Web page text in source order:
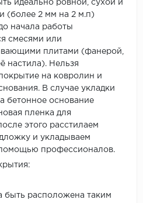
идеально ровной, сухой и
(более 2 мм на 2 м.п)
начала работы
смесями или
плитами (фанерой,
настила). Нельзя
на ковролин и
В случае укладки
бетонное основание
пленка для
этого расстилаем
и укладываем
профессионалов.
быть расположена таким